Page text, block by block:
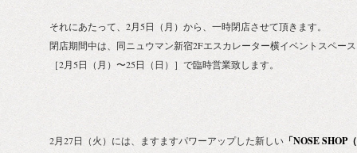
それにあたって、2月5日（月）から、一時閉店させて頂きます。
閉店期間中は、同ニュウマン新宿2Fエスカレーター横イベントスペー
［2月5日（月）〜25日（日）］で臨時営業致します。
2月27日（火）には、ますますパワーアップした新しい 「NOSE SHOP